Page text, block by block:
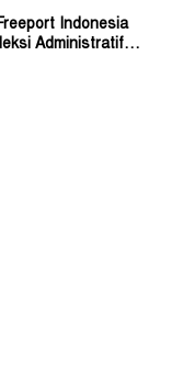
Indonesia
Administratif